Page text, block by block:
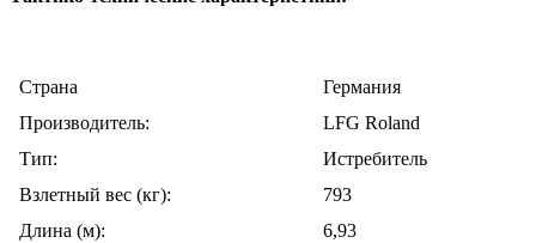
Cтрана
Германия
Производитель:
LFG Roland
Тип:
Истребитель
Взлетный вес (кг):
793
Длина (м):
6,93